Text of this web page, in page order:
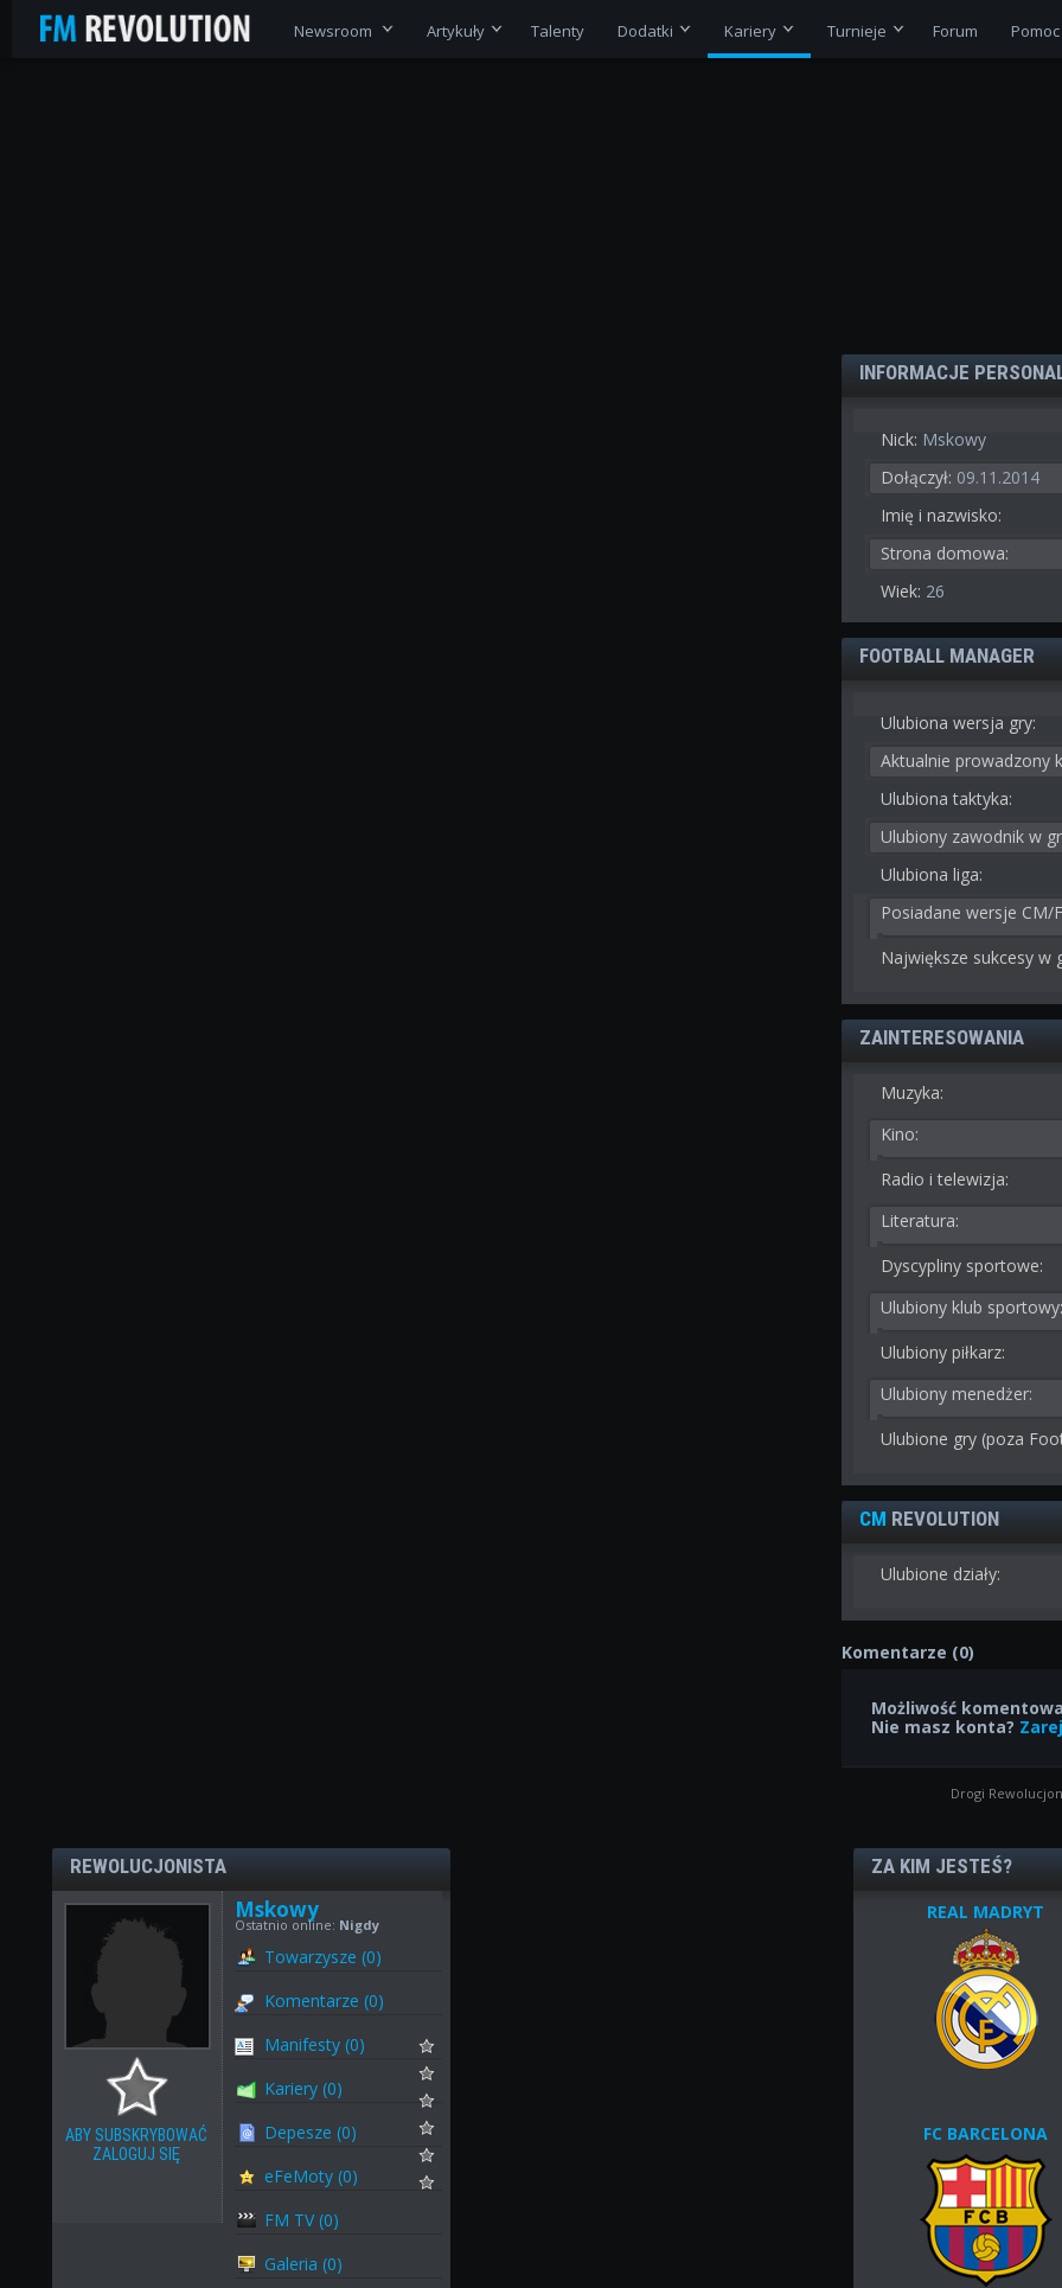
Newsroom Artykuły Talenty Dodatki Kariery Turnieje Forum Pomoc
INFORMACJE
Nick: Mskowy
Dołączył: 09.11.2014
Imię i nazwisko:
Strona domowa:
Wiek: 26
FOOTBALL MANAGER
Ulubiona wersja gry:
Aktualnie prowadzony
Ulubiona taktyka:
Ulubiony zawodnik w
Ulubiona liga:
Posiadane wersje CM/
Największe sukcesy w
ZAINTERESOWANIA
Muzyka:
Kino:
Radio i telewizja:
Literatura:
Dyscypliny sportowe:
Ulubiony klub sportowy:
Ulubiony piłkarz:
Ulubiony menedżer:
Ulubione gry (poza
CM REVOLUTION
Ulubione działy:
Komentarze (0)
Możliwość
Nie masz konta?
Drogi
REWOLUCJONISTA
ABY SUBSKRYBOWAĆ
ZALOGUJ SIĘ
Mskowy
Ostatnio online: Nigdy
Towarzysze (0)
Komentarze (0)
Manifesty (0)
Kariery (0)
Depesze (0)
eFeMoty (0)
FM TV (0)
Galeria (0)
ZA KIM JESTEŚ?
REAL MADRYT
FC BARCELONA